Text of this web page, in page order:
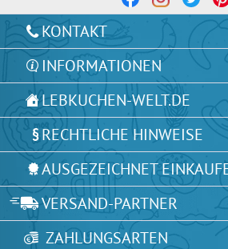
KONTAKT
INFORMATIONEN
LEBKUCHEN-WELT.DE
RECHTLICHE HINWEISE
AUSGEZEICHNET
VERSAND-PARTNER
ZAHLUNGSARTEN